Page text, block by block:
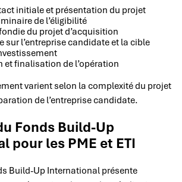
initiale et présentation du projet
de l’éligibilité
du projet d’acquisition
sur l’entreprise candidate et la cible
et finalisation de l’opération
varient selon la complexité du projet
de l’entreprise candidate.
Fonds Build-Up
pour les PME et ETI
Build-Up International présente